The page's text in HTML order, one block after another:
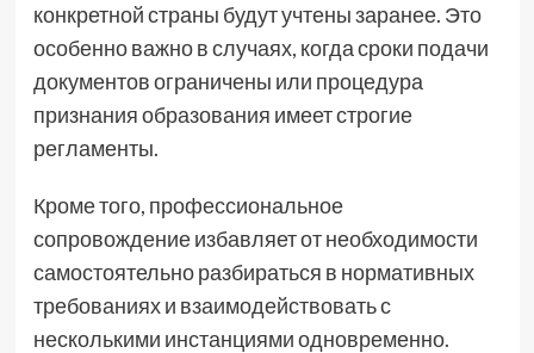
конкретной страны будут учтены заранее. Это
особенно важно в случаях, когда сроки подачи
документов ограничены или процедура
признания образования имеет строгие
регламенты.
Кроме того, профессиональное
сопровождение избавляет от необходимости
самостоятельно разбираться в нормативных
требованиях и взаимодействовать с
несколькими инстанциями одновременно.